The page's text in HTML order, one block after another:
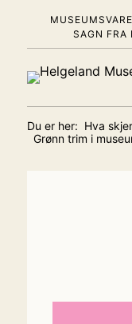
SAGN FRA
Du er her: Hva skjer
Grønn trim i